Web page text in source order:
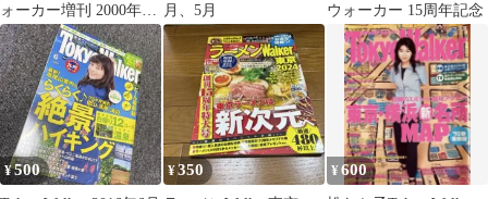
ォーカー増刊 2000年
MUJI 20年史
月、5月
ウォーカー 15周年記念
¥500 ¥350 ¥600